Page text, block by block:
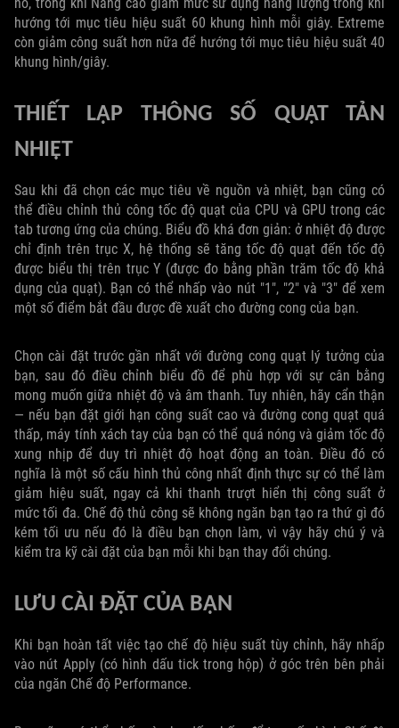
nó, trong khi Nâng cao giảm mức sử dụng năng lượng trong khi
hướng tới mục tiêu hiệu suất 60 khung hình mỗi giây. Extreme
còn giảm công suất hơn nữa để hướng tới mục tiêu hiệu suất 40
khung hình/giây.
THIẾT LẬP THÔNG SỐ QUẠT TẢN
NHIỆT
Sau khi đã chọn các mục tiêu về nguồn và nhiệt, bạn cũng có
thể điều chỉnh thủ công tốc độ quạt của CPU và GPU trong các
tab tương ứng của chúng. Biểu đồ khá đơn giản: ở nhiệt độ được
chỉ định trên trục X, hệ thống sẽ tăng tốc độ quạt đến tốc độ
được biểu thị trên trục Y (được đo bằng phần trăm tốc độ khả
dụng của quạt). Bạn có thể nhấp vào nút "1", "2" và "3" để xem
một số điểm bắt đầu được đề xuất cho đường cong của bạn.
Chọn cài đặt trước gần nhất với đường cong quạt lý tưởng của
bạn, sau đó điều chỉnh biểu đồ để phù hợp với sự cân bằng
mong muốn giữa nhiệt độ và âm thanh. Tuy nhiên, hãy cẩn thận
— nếu bạn đặt giới hạn công suất cao và đường cong quạt quá
thấp, máy tính xách tay của bạn có thể quá nóng và giảm tốc độ
xung nhịp để duy trì nhiệt độ hoạt động an toàn. Điều đó có
nghĩa là một số cấu hình thủ công nhất định thực sự có thể làm
giảm hiệu suất, ngay cả khi thanh trượt hiển thị công suất ở
mức tối đa. Chế độ thủ công sẽ không ngăn bạn tạo ra thứ gì đó
kém tối ưu nếu đó là điều bạn chọn làm, vì vậy hãy chú ý và
kiểm tra kỹ cài đặt của bạn mỗi khi bạn thay đổi chúng.
LƯU CÀI ĐẶT CỦA BẠN
Khi bạn hoàn tất việc tạo chế độ hiệu suất tùy chỉnh, hãy nhấp
vào nút Apply (có hình dấu tick trong hộp) ở góc trên bên phải
của ngăn Chế độ Performance.